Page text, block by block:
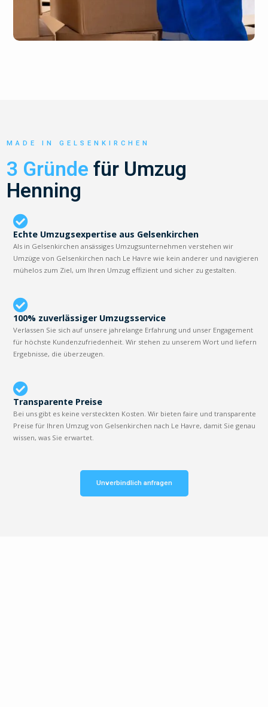
MADE IN GELSENKIRCHEN
3 Gründe für Umzug
Henning
Echte Umzugsexpertise aus Gelsenkirchen
Als in Gelsenkirchen ansässiges Umzugsunternehmen verstehen wir
Umzüge von Gelsenkirchen nach Le Havre wie kein anderer und navigieren
mühelos zum Ziel, um Ihren Umzug effizient und sicher zu gestalten.
100% zuverlässiger Umzugsservice
Verlassen Sie sich auf unsere jahrelange Erfahrung und unser Engagement
für höchste Kundenzufriedenheit. Wir stehen zu unserem Wort und liefern
Ergebnisse, die überzeugen.
Transparente Preise
Bei uns gibt es keine versteckten Kosten. Wir bieten faire und transparente
Preise für Ihren Umzug von Gelsenkirchen nach Le Havre, damit Sie genau
wissen, was Sie erwartet.
Unverbindlich anfragen